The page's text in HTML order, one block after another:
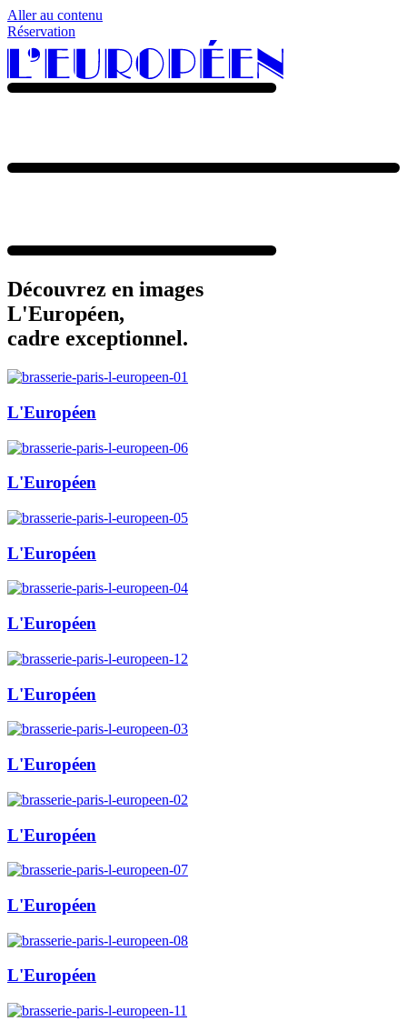
Aller au contenu
Réservation
Découvrez en images
L'Européen,
cadre exceptionnel.
L'Européen
L'Européen
L'Européen
L'Européen
L'Européen
L'Européen
L'Européen
L'Européen
L'Européen